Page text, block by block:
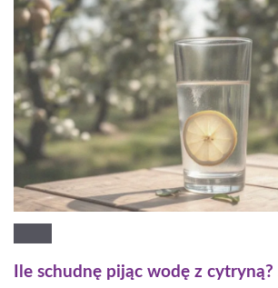
Ile schudnę pijąc wodę z